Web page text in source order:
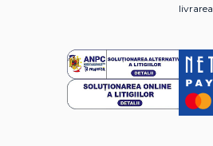
livrarea